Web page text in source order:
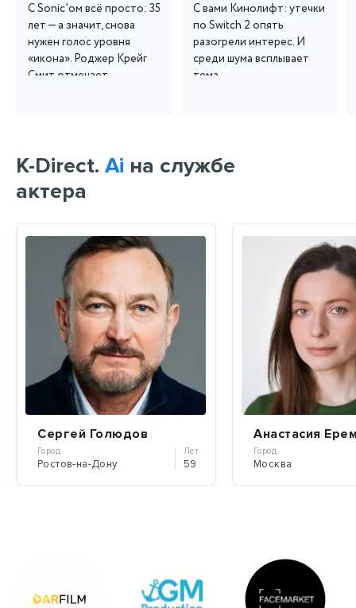
С Sonic’ом всё просто: 35
лет — а значит, снова
нужен голос уровня
«икона». Роджер Крейг
Смит отмечает...
С вами Кинолифт: утечки
по Switch 2 опять
разогрели интерес. И
среди шума всплывает
тема...
K-Direct. Ai на службе
актера
Сергей Голюдов
Город
Ростов-на-Дону
Лет
59
Анастасия
Город
Москва